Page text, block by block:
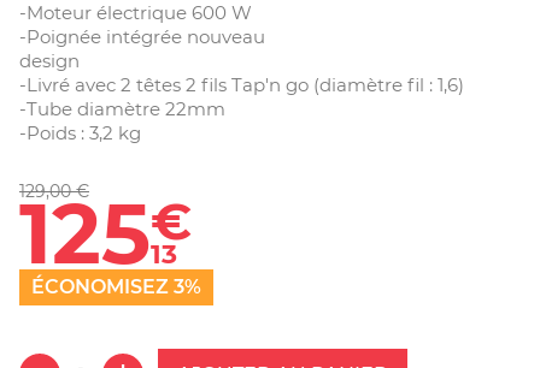
-Moteur électrique 600 W
-Poignée intégrée nouveau
design
-Livré avec 2 têtes 2 fils Tap'n go (diamètre fil : 1,6)
-Tube diamètre 22mm
-Poids : 3,2 kg
129,00 €
125€
13
ÉCONOMISEZ 3%